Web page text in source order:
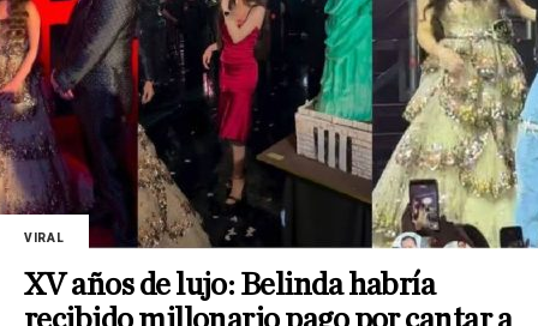
VIRAL
XV años de lujo: Belinda habría
recibido millonario pago por cantar a